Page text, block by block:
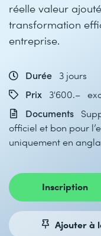
réelle valeur
transformation
entreprise.
Durée 3 jours
Prix
3'600.–
Documents
officiel et bon pour
uniquement en
Inscription
Ajouter à